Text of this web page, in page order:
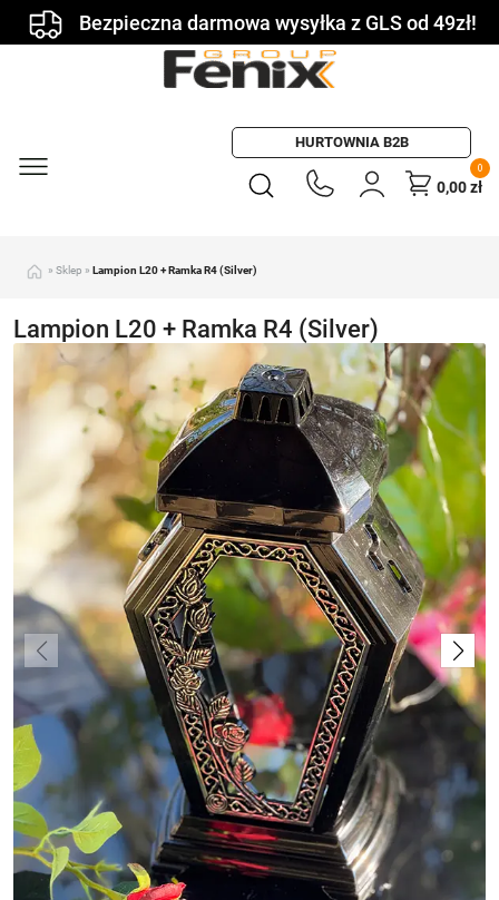
Bezpieczna darmowa wysyłka z GLS od 49zł!
HURTOWNIA B2B
0
0,00zł
» Sklep » Lampion L20 + Ramka R4 (Silver)
Lampion L20 + Ramka R4 (Silver)